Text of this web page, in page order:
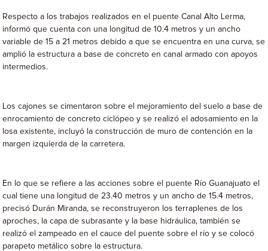
Respecto a los trabajos realizados en el puente Canal Alto Lerma,
informó que cuenta con una longitud de 10.4 metros y un ancho
variable de 15 a 21 metros debido a que se encuentra en una curva, se
amplió la estructura a base de concreto en canal armado con apoyos
intermedios.
Los cajones se cimentaron sobre el mejoramiento del suelo a base de
enrocamiento de concreto ciclópeo y se realizó el adosamiento en la
losa existente, incluyó la construcción de muro de contención en la
margen izquierda de la carretera.
En lo que se refiere a las acciones sobre el puente Río Guanajuato el
cual tiene una longitud de 23.40 metros y un ancho de 15.4 metros,
precisó Durán Miranda, se reconstruyeron los terraplenes de los
aproches, la capa de subrasante y la base hidráulica, también se
realizó el zampeado en el cauce del puente sobre el río y se colocó
parapeto metálico sobre la estructura.